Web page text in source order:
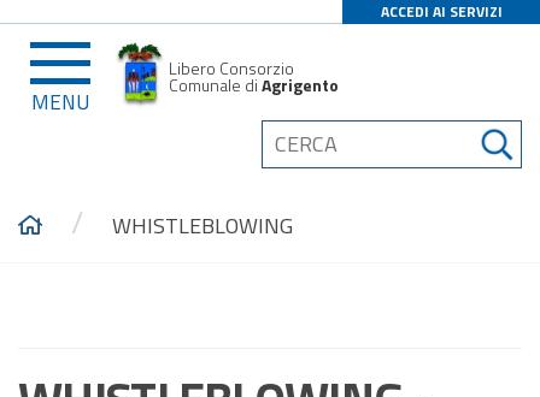
ACCEDI AI SERVIZI
MENU
Libero Consorzio
Comunale diAgrigento
/ WHISTLEBLOWING